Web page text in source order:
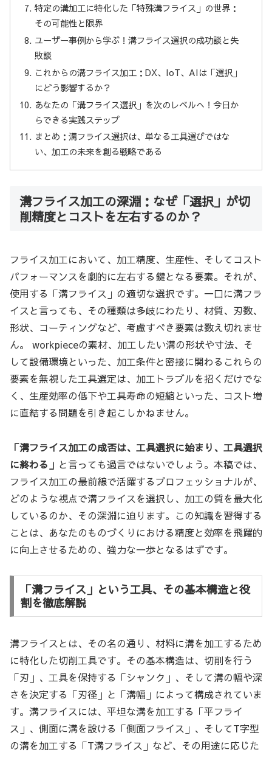
特定の溝加工に特化した「特殊溝フライス」の世界：
その可能性と限界
ユーザー事例から学ぶ！溝フライス選択の成功談と失
敗談
これからの溝フライス加工：DX、IoT、AIは「選択」
にどう影響するか？
あなたの「溝フライス選択」を次のレベルへ！今日か
らできる実践ステップ
まとめ：溝フライス選択は、単なる工具選びではな
い、加工の未来を創る戦略である
溝フライス加工の深淵：なぜ「選択」が切
削精度とコストを左右するのか？
フライス加工において、加工精度、生産性、そしてコスト
パフォーマンスを劇的に左右する鍵となる要素。それが、
使用する「溝フライス」の適切な選択です。一口に溝フラ
イスと言っても、その種類は多岐にわたり、材質、刃数、
形状、コーティングなど、考慮すべき要素は数え切れませ
ん。 workpieceの素材、加工したい溝の形状や寸法、そ
して設備環境といった、加工条件と密接に関わるこれらの
要素を無視した工具選定は、加工トラブルを招くだけでな
く、生産効率の低下や工具寿命の短縮といった、コスト増
に直結する問題を引き起こしかねません。
「溝フライス加工の成否は、工具選択に始まり、工具選択
に終わる」 と言っても過言ではないでしょう。本稿では、
フライス加工の最前線で活躍するプロフェッショナルが、
どのような視点で溝フライスを選択し、加工の質を最大化
しているのか、その深淵に迫ります。この知識を習得する
ことは、あなたのものづくりにおける精度と効率を飛躍的
に向上させるための、強力な一歩となるはずです。
「溝フライス」という工具、その基本構造と役
割を徹底解説
溝フライスとは、その名の通り、材料に溝を加工するため
に特化した切削工具です。その基本構造は、切削を行う
「刃」、工具を保持する「シャンク」、そして溝の幅や深
さを決定する「刃径」と「溝幅」によって構成されていま
す。溝フライスには、平坦な溝を加工する「平フライ
ス」、側面に溝を設ける「側面フライス」、そしてT字型
の溝を加工する「T溝フライス」など、その用途に応じた